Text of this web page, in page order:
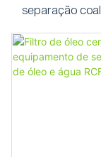
separação
série